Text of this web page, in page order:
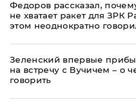
Федоров рассказал,
не хватает ракет для ЗРК
этом неоднократно
Зеленский впервые
на встречу с Вучичем – о
говорить